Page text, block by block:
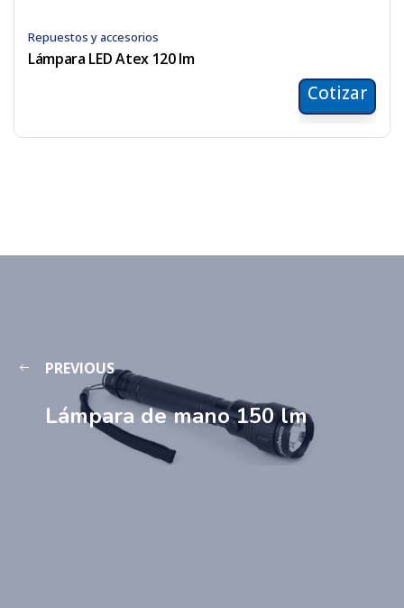
Repuestos y accesorios
Lámpara LED Atex 120 lm
Cotizar
PREVIOUS
Lámpara de mano 150 lm